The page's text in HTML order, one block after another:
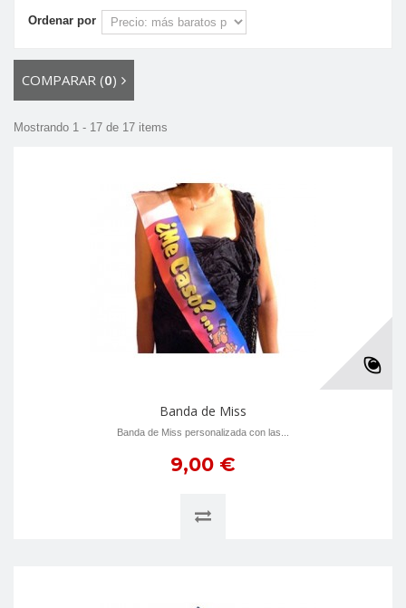
Ordenar por
COMPARAR (0)
Mostrando 1 - 17 de 17 items
Banda de Miss
Banda de Miss personalizada con las...
9,00 €